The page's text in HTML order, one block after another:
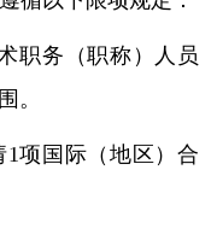
职务（职称）人员
。
1项国际（地区）合